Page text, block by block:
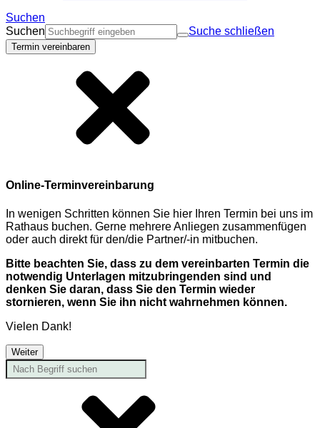
Suchen
Suchen
Suche schließen
Termin vereinbaren
Online-Terminvereinbarung
In wenigen Schritten können Sie hier Ihren Termin bei uns im
Rathaus buchen. Gerne mehrere Anliegen zusammenfügen
oder auch direkt für den/die Partner/-in mitbuchen.
Bitte beachten Sie, dass zu dem vereinbarten Termin die
notwendig Unterlagen mitzubringenden sind und
denken Sie daran, dass Sie den Termin wieder
stornieren, wenn Sie ihn nicht wahrnehmen können.
Vielen Dank!
Weiter